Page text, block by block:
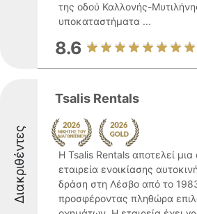
της οδού Καλλονής-
υποκαταστήματα ...
8.6
Διακριθέντες
Tsalis Rentals
Η Tsalis Rentals αποτελεί μια
εταιρεία ενοικίασης
δράση στη Λέσβο από το
προσφέροντας πληθώρα